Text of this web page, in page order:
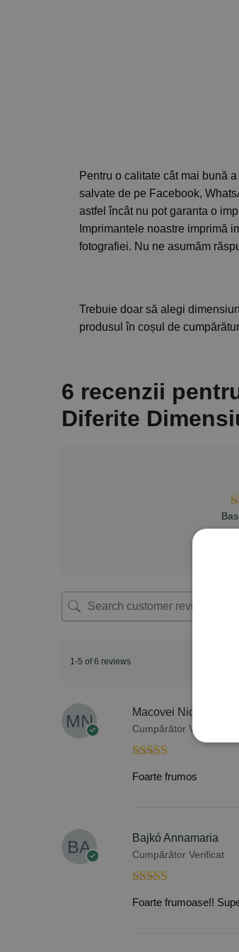
Pentru o calitate cât mai bună
salvate de pe Facebook,
astfel încât nu pot garanta o
Imprimantele noastre imprimă
fotografiei. Nu ne asumăm
Cum
Trebuie doar să alegi
produsul în coșul de
6 recenzii
Diferite
1-5 of 6 reviews
Macovei Nicolae
Cumpărător Verificat
din 5
Foarte frumos
Bajkó Annamaria
Cumpărător Verificat
din 5
Foarte frumoase!!